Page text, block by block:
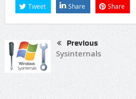
Tweet Share Share
Previous
Sysinternals